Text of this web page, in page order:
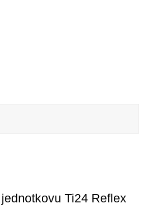
Ti24 Reflex